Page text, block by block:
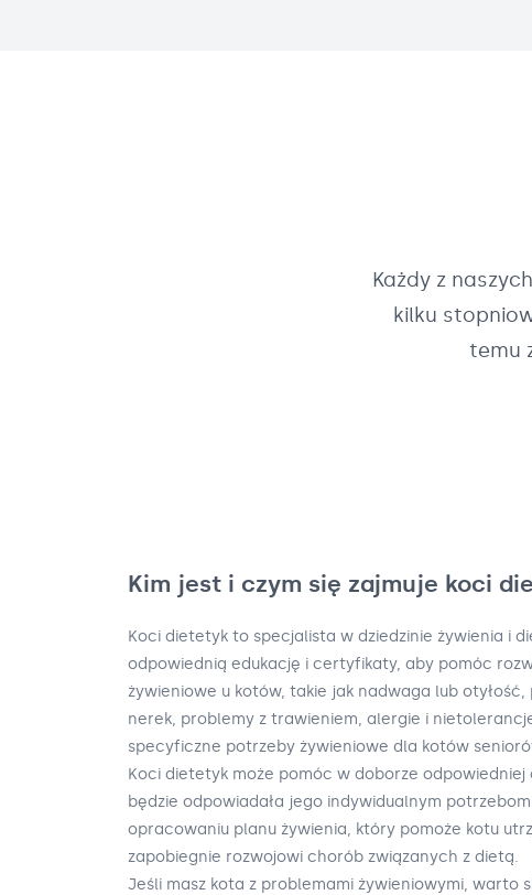
Każdy z naszych
kilku
temu
Kim jest i czym się zajmuje koci
Koci dietetyk to specjalista w dziedzinie żywienia i
odpowiednią edukację i certyfikaty, aby pomóc
żywieniowe u kotów, takie jak nadwaga lub
nerek, problemy z trawieniem, alergie i
specyficzne potrzeby żywieniowe dla kotów
Koci dietetyk może pomóc w doborze
będzie odpowiadała jego indywidualnym
opracowaniu planu żywienia, który pomoże kotu
zapobiegnie rozwojowi chorób związanych z dietą.
Jeśli masz kota z problemami żywieniowymi, warto